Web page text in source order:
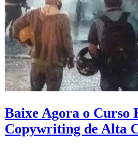
Baixe Agora o Curso
Copywriting de Alta